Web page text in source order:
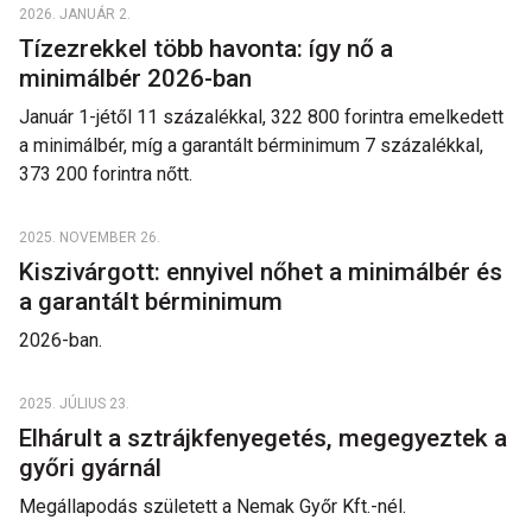
2026. JANUÁR 2.
Tízezrekkel több havonta: így nő a
minimálbér 2026-ban
Január 1-jétől 11 százalékkal, 322 800 forintra emelkedett
a minimálbér, míg a garantált bérminimum 7 százalékkal,
373 200 forintra nőtt.
2025. NOVEMBER 26.
Kiszivárgott: ennyivel nőhet a minimálbér és
a garantált bérminimum
2026-ban.
2025. JÚLIUS 23.
Elhárult a sztrájkfenyegetés, megegyeztek a
győri gyárnál
Megállapodás született a Nemak Győr Kft.-nél.